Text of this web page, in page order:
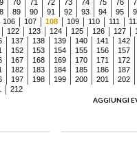
70 71 72 73 74 75 76
89 90 91 92 93 94 95
106 107 108 109 110 111
122 123 124 125 126 127
137 138 139 140 141
142
152 153 154 155 156
157
167 168 169 170 171
172
182 183 184 185 186
187
197 198 199 200 201
202
212
AGGIUNGI